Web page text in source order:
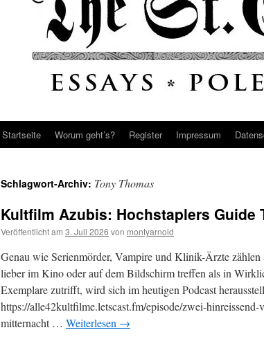
Startseite Worum geht’s? Register Impressum
Schlagwort-Archiv: Tony Thomas
Kultfilm Azubis: Hochstaplers Guide
Veröffentlicht am 3. Juli 2026 von montyarnold
Genau wie Serienmörder, Vampire und Klinik-Ärzte
lieber im Kino oder auf dem Bildschirm treffen als in
Exemplare zutrifft, wird sich im heutigen Podcast
https://alle42kultfilme.letscast.fm/episode/zwei-
mitternacht … Weiterlesen →